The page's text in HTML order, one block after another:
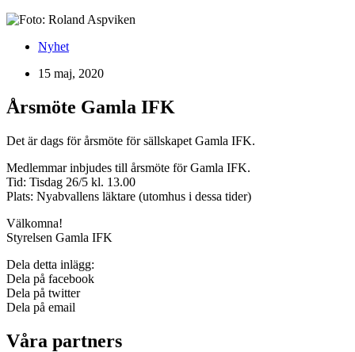
Nyhet
15 maj, 2020
Årsmöte Gamla IFK
Det är dags för årsmöte för sällskapet Gamla IFK.
Medlemmar inbjudes till årsmöte för Gamla IFK.
Tid: Tisdag 26/5 kl. 13.00
Plats: Nyabvallens läktare (utomhus i dessa tider)
Välkomna!
Styrelsen Gamla IFK
Dela detta inlägg:
Dela på facebook
Dela på twitter
Dela på email
Våra partners